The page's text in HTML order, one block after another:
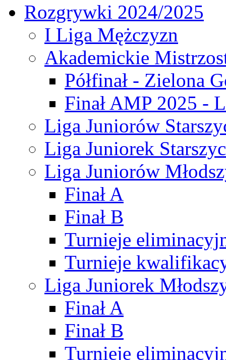
Rozgrywki 2024/2025
I Liga Mężczyzn
Akademickie
Półfinał - Zielona
Finał AMP 2025 -
Liga Juniorów
Liga Juniorek
Liga Juniorów
Finał A
Finał B
Turnieje
Turnieje
Liga Juniorek
Finał A
Finał B
Turnieje